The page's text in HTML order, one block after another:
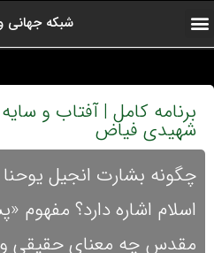
شبکه جهانی
شهیدی فیاض
چگونه بشارت انجیل یوحنا
اسلام اشاره دارد؟ مفهوم
مقدس چه معنای حقیقی و